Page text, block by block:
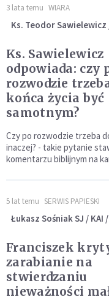
3 lata temu WIARA
Ks. Teodor
Ks. Sawielewicz
odpowiada: czy
rozwodzie
końca życia być
samotnym?
Czy po rozwodzie trzeba
inaczej? - takie pytanie
komentarzu biblijnym na
5 lat temu SERWIS PAPIESKI
Łukasz Sośniak SJ / KAI
Franciszek
zarabianie na
stwierdzaniu
nieważności